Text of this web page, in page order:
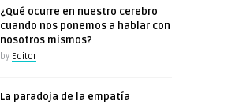
¿Qué ocurre en nuestro cerebro
cuando nos ponemos a hablar con
nosotros mismos?
by Editor
La paradoja de la empatía